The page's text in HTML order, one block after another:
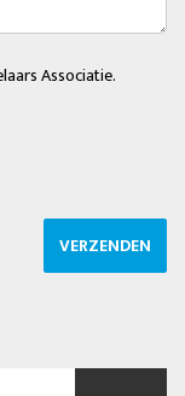
Associatie.
VERZENDEN